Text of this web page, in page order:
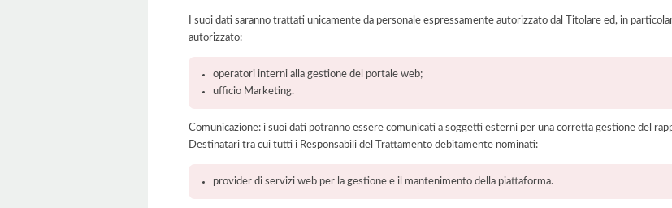
I suoi dati saranno trattati unicamente da personale espressamente autorizzato dal Titolare ed, in
autorizzato:
operatori interni alla gestione del portale web;
ufficio Marketing.
Comunicazione: i suoi dati potranno essere comunicati a soggetti esterni per una corretta gestione del
Destinatari tra cui tutti i Responsabili del Trattamento debitamente nominati:
provider di servizi web per la gestione e il mantenimento della piattaforma.